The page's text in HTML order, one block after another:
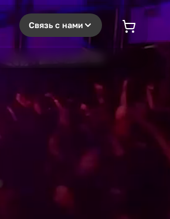
Связь с нами